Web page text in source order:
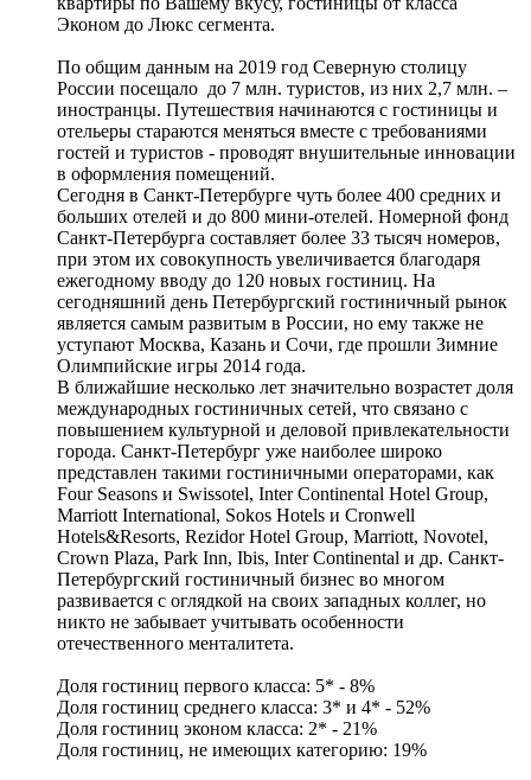
Эконом до Люкс сегмента.
По общим данным на 2019 год Северную столицу
России посещало до 7 млн. туристов, из них 2,7 млн. –
иностранцы. Путешествия начинаются с гостиницы и
отельеры стараются меняться вместе с требованиями
гостей и туристов - проводят внушительные инновации
в оформления помещений.
Сегодня в Санкт-Петербурге чуть более 400 средних и
больших отелей и до 800 мини-отелей. Номерной фонд
Санкт-Петербурга составляет более 33 тысяч номеров,
при этом их совокупность увеличивается благодаря
ежегодному вводу до 120 новых гостиниц. На
сегодняшний день Петербургский гостиничный рынок
является самым развитым в России, но ему также не
уступают Москва, Казань и Сочи, где прошли Зимние
Олимпийские игры 2014 года.
В ближайшие несколько лет значительно возрастет доля
международных гостиничных сетей, что связано с
повышением культурной и деловой привлекательности
города. Санкт-Петербург уже наиболее широко
представлен такими гостиничными операторами, как
Four Seasons и Swissotel, Inter Continental Hotel Group,
Marriott International, Sokos Hotels и Cronwell
Hotels&Resorts, Rezidor Hotel Group, Marriott, Novotel,
Crown Plaza, Park Inn, Ibis, Inter Continental и др. Санкт-
Петербургский гостиничный бизнес во многом
развивается с оглядкой на своих западных коллег, но
никто не забывает учитывать особенности
отечественного менталитета.
Доля гостиниц первого класса: 5* - 8%
Доля гостиниц среднего класса: 3* и 4* - 52%
Доля гостиниц эконом класса: 2* - 21%
Доля гостиниц, не имеющих категорию: 19%